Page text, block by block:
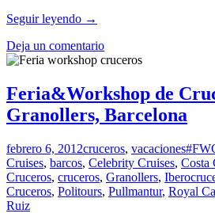
Seguir leyendo Así
el
crucero
Concordia
→
Deja un comentario
Feria&Workshop de
Granollers, Barcelona
febrero 6, 2012cruceros, vacaciones
Cruises, barcos, Celebrity Cruises, Costa
Cruceros, cruceros, Granollers,
Cruceros, Politours, Pullmantur, Royal
Ruiz